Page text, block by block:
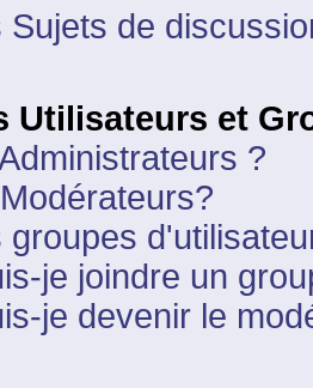
Sujets de
Utilisateurs et
?
groupes
je joindre un
je devenir le